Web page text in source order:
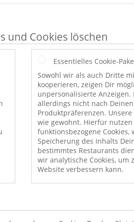
und Cookies löschen
Essentielles Cookie-
Sowohl wir als auch Dritte
kooperieren, zeigen Dir
unpersonalisierte Anzeigen.
allerdings nicht nach
Produktpräferenzen.
wie gewohnt. Hierfür
funktionsbezogene Cookies,
Speicherung des Inhalts
bestimmtes Restaurants
wir analytische Cookies, um
Website verbessern kann.